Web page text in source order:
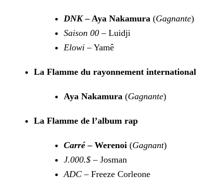
DNK– Aya Nakamura (Gagnante)
Saison 00 – Luidji
Elowi – Yamê
La Flamme du rayonnement international
Aya Nakamura (Gagnante)
La Flamme de l’album rap
Carré– Werenoi (Gagnant)
J.000.$ – Josman
ADC – Freeze Corleone